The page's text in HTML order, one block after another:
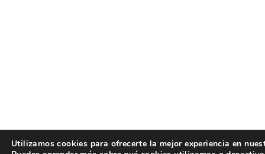
Utilizamos cookies para ofrecerte la mejor experiencia en